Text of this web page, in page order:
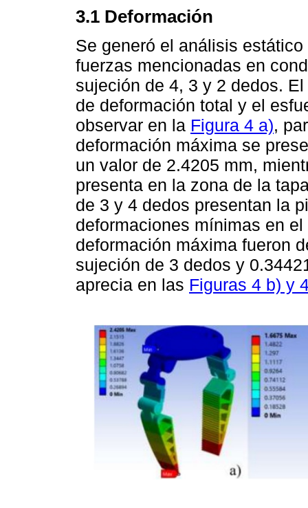
3.1 Deformación
Se generó el análisis
fuerzas mencionadas en
sujeción de 4, 3 y 2 dedos.
de deformación total y el
observar en la Figura 4 a),
deformación máxima se
un valor de 2.4205 mm,
presenta en la zona de la
de 3 y 4 dedos presentan la
deformaciones mínimas en
deformación máxima fueron
sujeción de 3 dedos y
aprecia en las Figuras 4 b) y